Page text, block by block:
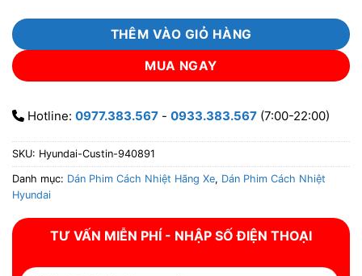
THÊM VÀO GIỎ HÀNG
MUA NGAY
Hotline: 0977.383.567 - 0933.383.567 (7:00-22:00)
SKU: Hyundai-Custin-940891
Danh mục: Dán Phim Cách Nhiệt Hãng Xe, Dán Phim Cách Nhiệt
Hyundai
TƯ VẤN MIỄN PHÍ - NHẬP SỐ ĐIỆN THOẠI